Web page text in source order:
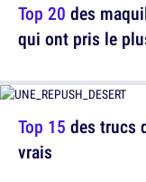
Top 20 des
qui ont pris le
Top 15 des trucs
vrais